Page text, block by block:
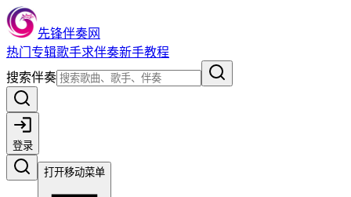
先锋伴奏网
热门 专辑歌手求伴奏新手教程
搜索伴奏
登录
打开移动菜单